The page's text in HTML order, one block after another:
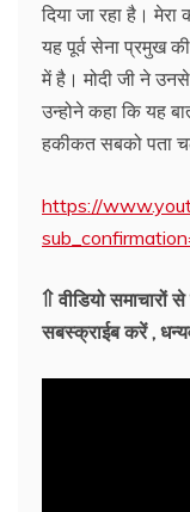
दिया जा रहा है। मेरा
यह पूर्व सेना प्रमुख
में है। मोदी जी ने
उन्होने कहा कि यह
हकीकत सबको पता
https://
⇑ वीडियो
सबस्क्राईब करें ,